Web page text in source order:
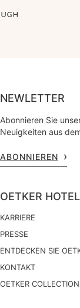
NEWLETTER
Abonnieren Sie
Neuigkeiten aus
ABONNIEREN
OETKER
KARRIERE
PRESSE
ENTDECKEN SIE
KONTAKT
OETKER COLLECTION